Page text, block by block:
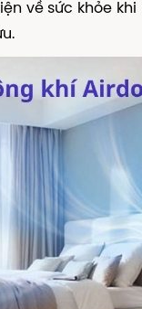
về sức khỏe khi